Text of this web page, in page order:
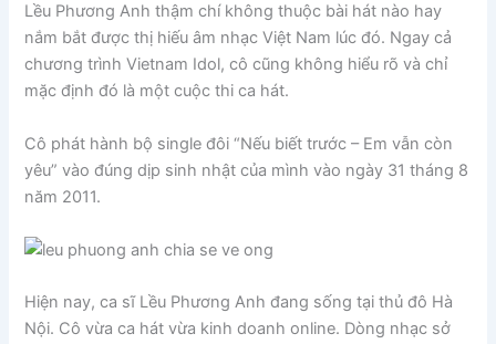
Lều Phương Anh thậm chí không thuộc bài hát nào hay
nắm bắt được thị hiếu âm nhạc Việt Nam lúc đó. Ngay cả
chương trình Vietnam Idol, cô cũng không hiểu rõ và chỉ
mặc định đó là một cuộc thi ca hát.
Cô phát hành bộ single đôi “Nếu biết trước – Em vẫn còn
yêu” vào đúng dịp sinh nhật của mình vào ngày 31 tháng 8
năm 2011.
Hiện nay, ca sĩ Lều Phương Anh đang sống tại thủ đô Hà
Nội. Cô vừa ca hát vừa kinh doanh online. Dòng nhạc sở